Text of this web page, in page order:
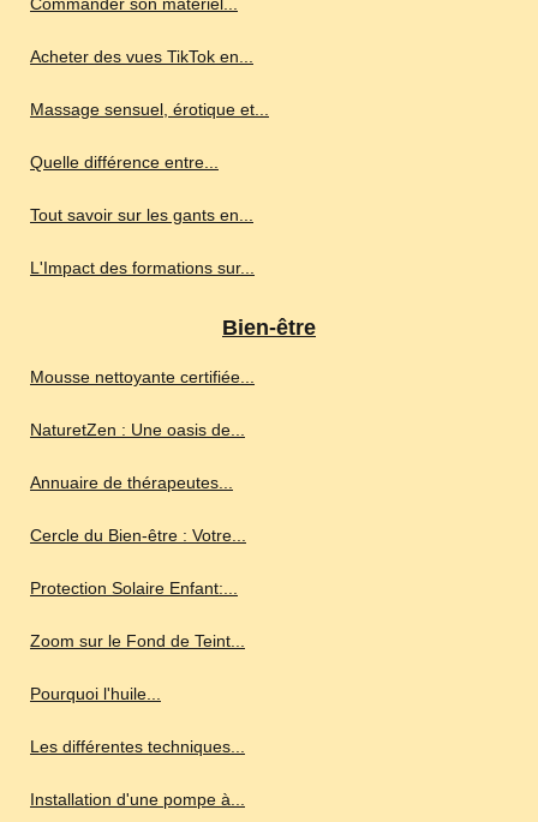
Acheter des vues TikTok en...
Massage sensuel, érotique et...
Quelle différence entre...
Tout savoir sur les gants en...
L'Impact des formations sur...
Bien-être
Mousse nettoyante certifiée...
NaturetZen : Une oasis de...
Annuaire de thérapeutes...
Cercle du Bien-être : Votre...
Protection Solaire Enfant:...
Zoom sur le Fond de Teint...
Pourquoi l'huile...
Les différentes techniques...
Installation d'une pompe à...